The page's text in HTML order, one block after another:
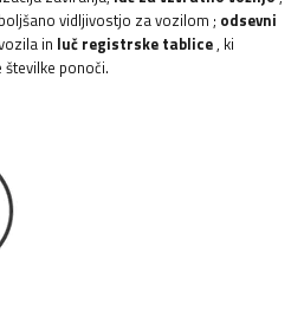
vidljivostjo za vozilom ; odsevni
in luč registrske tablice, ki
ponoči.